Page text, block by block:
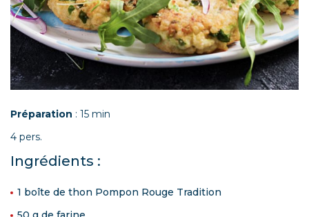
Préparation : 15 min
4 pers.
Ingrédients :
1 boîte de thon Pompon Rouge Tradition